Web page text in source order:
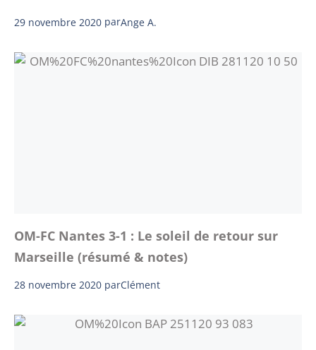
29 novembre 2020 parAnge A.
OM-FC Nantes 3-1 : Le soleil de retour sur
Marseille (résumé & notes)
28 novembre 2020 parClément